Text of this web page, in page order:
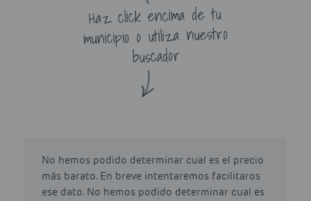
Haz click encima de tu
municipio o utiliza nuestro
buscador
No hemos podido determinar cual es el precio
más barato. En breve intentaremos facilitaros
ese dato. No hemos podido determinar cual es